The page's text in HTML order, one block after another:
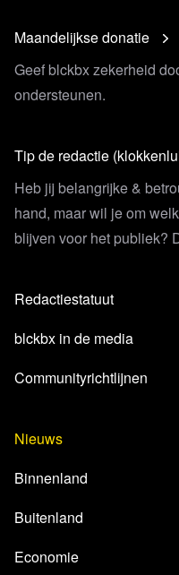
Maandelijkse donatie
Geef blckbx zekerheid
ondersteunen.
Tip de redactie
Heb jij belangrijke &
hand, maar wil je om
blijven voor het publiek?
Redactiestatuut
blckbx in de media
Communityrichtlijnen
Nieuws
Binnenland
Buitenland
Economie